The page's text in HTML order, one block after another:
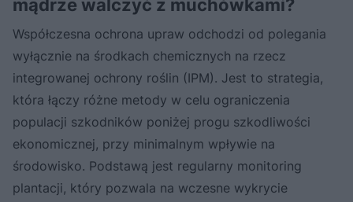
mądrze walczyć z muchówkami?
Współczesna ochrona upraw odchodzi od polegania
wyłącznie na środkach chemicznych na rzecz
integrowanej ochrony roślin (IPM). Jest to strategia,
która łączy różne metody w celu ograniczenia
populacji szkodników poniżej progu szkodliwości
ekonomicznej, przy minimalnym wpływie na
środowisko. Podstawą jest regularny monitoring
plantacji, który pozwala na wczesne wykrycie